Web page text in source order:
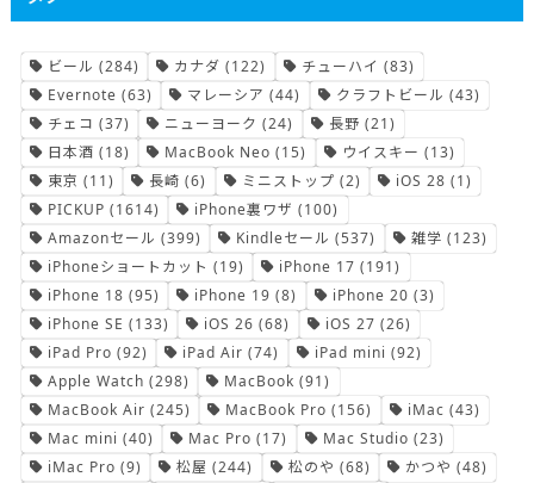
ビール (284) カナダ (122) チューハイ (83)
Evernote (63) マレーシア (44) クラフトビール (43)
チェコ (37) ニューヨーク (24) 長野 (21)
日本酒 (18) MacBook Neo (15) ウイスキー (13)
東京 (11) 長崎 (6) ミニストップ (2) iOS 28 (1)
PICKUP (1614) iPhone裏ワザ (100)
Amazonセール (399) Kindleセール (537) 雑学 (123)
iPhoneショートカット (19) iPhone 17 (191)
iPhone 18 (95) iPhone 19 (8) iPhone 20 (3)
iPhone SE (133) iOS 26 (68) iOS 27 (26)
iPad Pro (92) iPad Air (74) iPad mini (92)
Apple Watch (298) MacBook (91)
MacBook Air (245) MacBook Pro (156) iMac (43)
Mac mini (40) Mac Pro (17) Mac Studio (23)
iMac Pro (9) 松屋 (244) 松のや (68) かつや (48)